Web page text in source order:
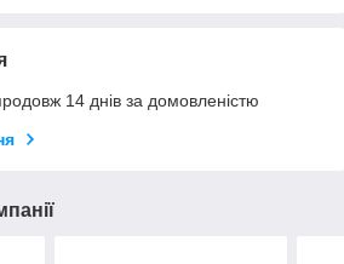
14 днів за домовленістю